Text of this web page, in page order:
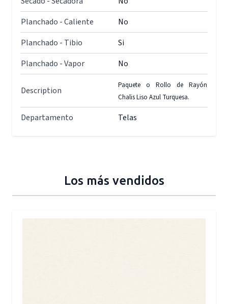
Planchado - Caliente
No
Planchado - Tibio
Si
Planchado - Vapor
No
Description
Paquete o Rollo de Rayón
Chalis Liso Azul Turquesa.
Departamento Telas
Los más vendidos